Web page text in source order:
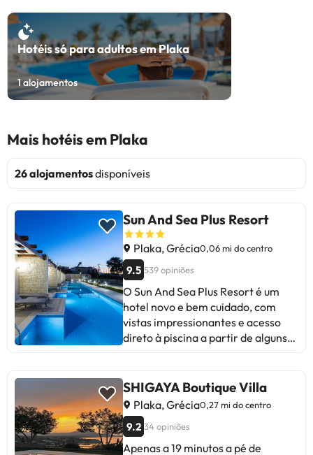
Hotéis só para adultos em Plaka
1alojamentos
Mais hotéis em Plaka
26 alojamentosdisponíveis
Sun And Sea Plus Resort
Plaka, Grécia0,06 mi do centro
9.5 539 opiniões
O Sun And Sea Plus Resort é um
hotel novo e bem cuidado, com
vistas impressionantes e acesso
direto à piscina a partir de alguns
destaques. Alguns hóspedes
sugerem reabastecer as cápsulas
de café diariamente e melhorar a
qualidade dos sabonetes. Apesar
de pequenos detalhes, a maioria
SHIGAYA Boutique Villa
Plaka, Grécia0,27 mi do centro
9.2 34 opiniões
Apenas a 19 minutos a pé de